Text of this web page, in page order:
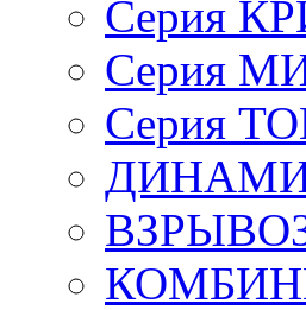
Серия
Серия
Серия